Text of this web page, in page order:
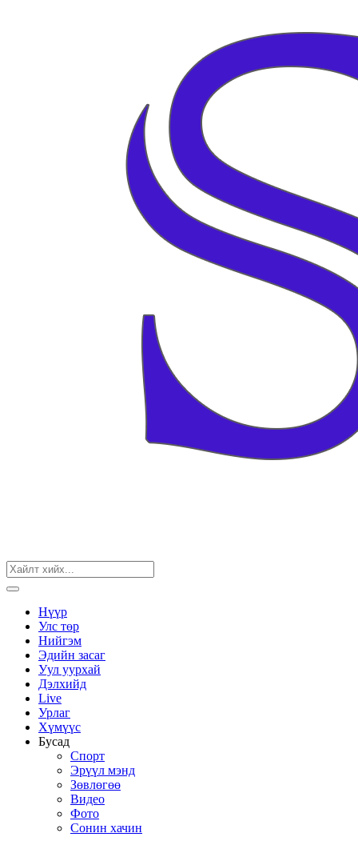
Нүүр
Улс төр
Нийгэм
Эдийн засаг
Уул уурхай
Дэлхийд
Live
Урлаг
Хүмүүс
Бусад
Спорт
Эрүүл мэнд
Зөвлөгөө
Видео
Фото
Сонин хачин